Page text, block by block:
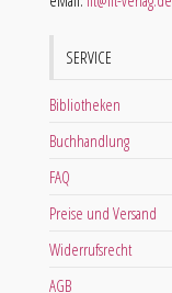
SERVICE
Bibliotheken
Buchhandlung
FAQ
Preise und Versand
Widerrufsrecht
AGB